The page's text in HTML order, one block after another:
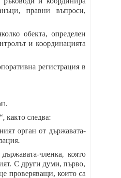
правни въпроси,
обекта, определен
и координацията
регистрация в
както следва:
орган от държавата-
членка, която
С други думи, първо,
проверяващи, които са